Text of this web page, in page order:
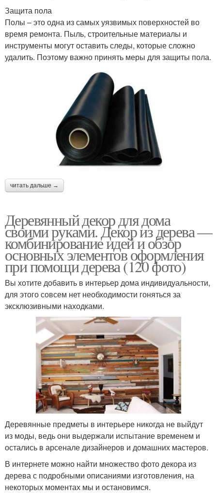
Защита пола
Полы – это одна из самых уязвимых поверхностей во
время ремонта. Пыль, строительные материалы и
инструменты могут оставить следы, которые сложно
удалить. Поэтому важно принять меры для защиты пола.
читать дальше →
Деревянный декор для дома
своими руками. Декор из дерева —
комбинирование идей и обзор
основных элементов оформления
при помощи дерева (120 фото)
Вы хотите добавить в интерьер дома индивидуальности,
для этого совсем нет необходимости гоняться за
эксклюзивными находками.
Деревянные предметы в интерьере никогда не выйдут
из моды, ведь они выдержали испытание временем и
остались в арсенале дизайнеров и домашних мастеров.
В интернете можно найти множество фото декора из
дерева с подробными описаниями изготовления, на
некоторых моментах мы и остановимся.